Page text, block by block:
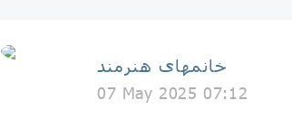
خانمهای هنرمند
07 May 2025 07:12